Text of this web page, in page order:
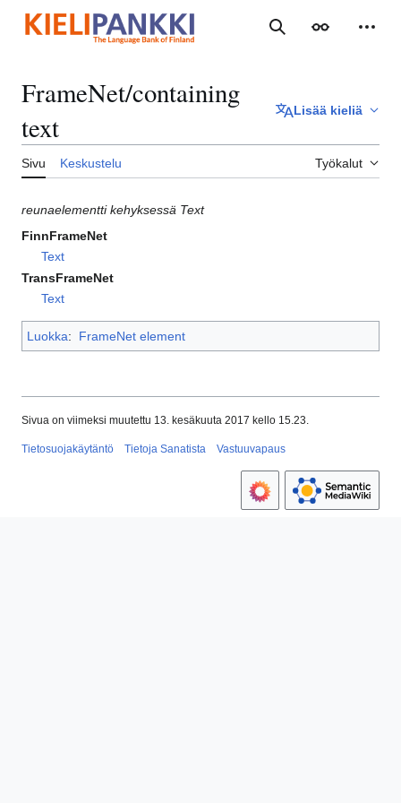
sisältöön
Haku Ulkoasu
FrameNet/containing
text
Lisää kieliä
Sivu Keskustelu Työkalut
reunaelementti kehyksessä Text
FinnFrameNet
Text
TransFrameNet
Text
Luokka: FrameNet element
Sivua on viimeksi muutettu 13. kesäkuuta 2017 kello 15.23.
Tietosuojakäytäntö Tietoja Sanatista Vastuuvapaus